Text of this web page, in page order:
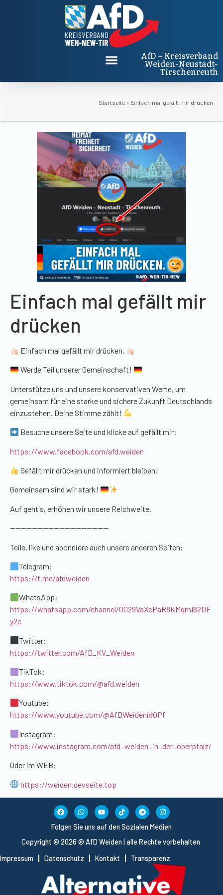
AfD – Kreisverband
Weiden-Neustadt-
Tirschenreuth
Startseite » Einfach mal gefällt mir drücken
Einfach mal gefällt mir
drücken
Einfach mal gefällt mir drücken.
Werde Teil unserer Gemeinschaft!
Unterstütze uns und unsere konservativen Werte, um
gemeinsam für eine starke und sichere Zukunft Deutschlands
einzustehen. Deine Stimme zählt!
Besuche unsere Seite und klicke auf gefällt mir:
https://www.facebook.com/afd.weiden
Gefällt mir drücken und informiert bleiben!
Gemeinsam sind wir stark!
Auf geht´s, erhöhen wir unsere Reichweite.
——————————————————
Teile, like und abonniere auch unsere anderen Seiten:
Telegram:
https://t.me/afdweiden
WhatsApp:
https://whatsapp.com/channel/0029VaXcPaR8KMqmI82DF
y2c
Twitter:
https://twitter.com/AfD_KV_Weiden
TikTok:
https://www.tiktok.com/@afd.weiden
Youtube:
https://www.youtube.com/@AfDWeidenidOPf
Instagram:
https://www.instagram.com/afd_weiden_in_der_oberpfalz/
Oder im WEB:
https://weiden.devseite.top
Copyright © 2026 © AfD Weiden | alle Rechte vorbehalten
Impressum
Datenschutz Kontakt Transparenz
Folgen Sie uns auf den Sozialen Medien